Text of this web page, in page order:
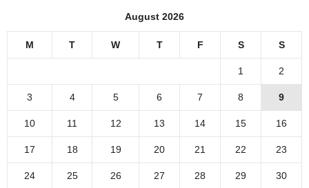
August 2026
M T W T F S S
1 2
3 4 5 6 7 8 9
10 11 12 13 14 15 16
17 18 19 20 21 22 23
24 25 26 27 28 29 30